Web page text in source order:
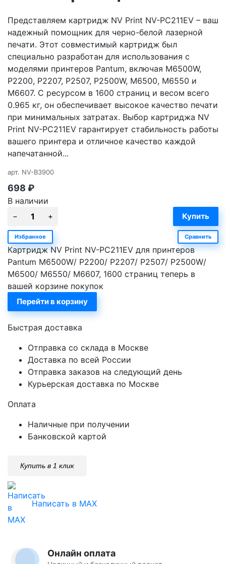
Представляем картридж NV Print NV-PC211EV – ваш
надежный помощник для черно-белой лазерной
печати. Этот совместимый картридж был
специально разработан для использования с
моделями принтеров Pantum, включая M6500W,
P2200, P2207, P2507, P2500W, M6500, M6550 и
M6607. С ресурсом в 1600 страниц и весом всего
0.965 кг, он обеспечивает высокое качество печати
при минимальных затратах. Выбор картриджа NV
Print NV-PC211EV гарантирует стабильность работы
вашего принтера и отличное качество каждой
напечатанной...
арт. NV-B3900
698 ₽
В наличии
Избранное Сравнить
Картридж NV Print NV-PC211EV для принтеров
Pantum M6500W/ P2200/ P2207/ P2507/ P2500W/
M6500/ M6550/ M6607, 1600 страниц теперь в
вашей корзине покупок
Перейти в корзину
Быстрая доставка
Отправка со склада в Москве
Доставка по всей России
Отправка заказов на следующий день
Курьерская доставка по Москве
Оплата
Наличные при получении
Банковской картой
Купить в 1 клик
Написать в MAX
Онлайн оплата